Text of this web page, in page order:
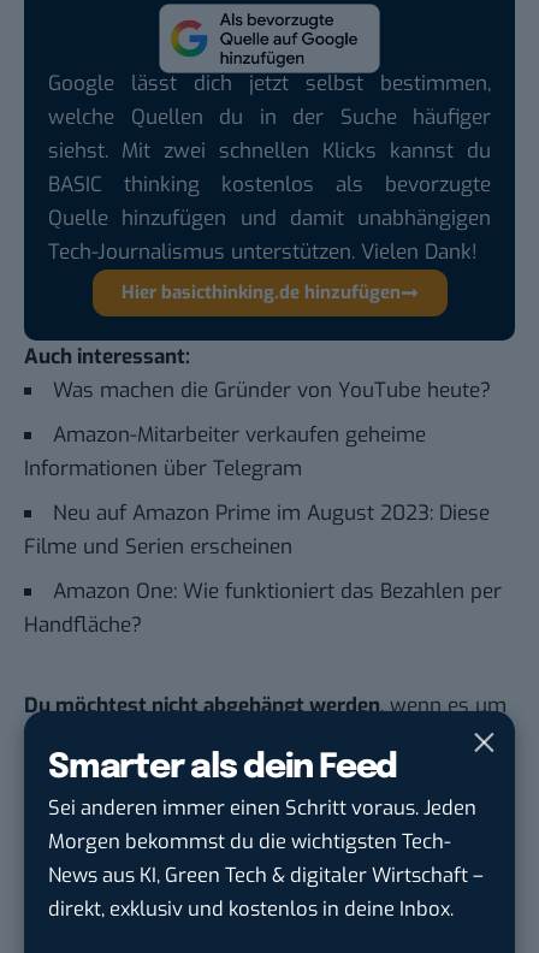
Smarter als dein Feed
Sei anderen immer einen Schritt voraus. Jeden
Morgen bekommst du die wichtigsten Tech-
News aus KI, Green Tech & digitaler Wirtschaft –
direkt, exklusiv und kostenlos in deine Inbox.
Google lässt dich jetzt selbst bestimmen,
welche Quellen du in der Suche häufiger
siehst. Mit zwei schnellen Klicks kannst du
BASIC thinking kostenlos als bevorzugte
Quelle hinzufügen und damit unabhängigen
Tech-Journalismus unterstützen. Vielen Dank!
Hier basicthinking.de hinzufügen
Auch interessant:
Was machen die Gründer von YouTube heute?
Amazon-Mitarbeiter verkaufen geheime
Informationen über Telegram
Neu auf Amazon Prime im August 2023: Diese
Filme und Serien erscheinen
Amazon One: Wie funktioniert das Bezahlen per
Handfläche?
Du möchtest nicht abgehängt werden, wenn es um
KI, Green Tech und die Tech-Themen von Morgen
geht? Über 12.000 smarte Leser bekommen jeden
Tag UPDATE, unser Tech-Briefing mit den
wichtigsten News des Tages – und sichern sich
damit ihren Vorsprung.Hier kannst du dich
kostenlos anmelden.